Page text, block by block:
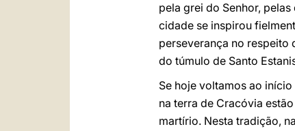
pela grei do Senhor,
cidade se inspirou
perseverança no respeito
do túmulo de Santo
Se hoje voltamos ao início
na terra de Cracóvia
martírio. Nesta tradição,